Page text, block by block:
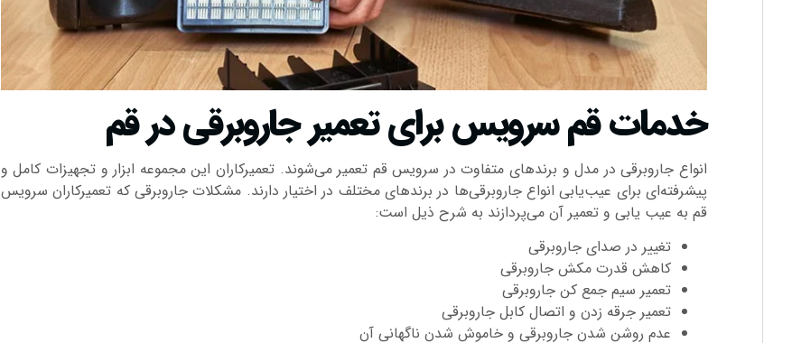
خدمات قم سرویس برای تعمیر جاروبرقی در قم
انواع جاروبرقی در مدل و برند‌های متفاوت در سرویس قم تعمیر می‌شوند. تعمیرکاران این مجموعه ابزار و تجهیزات کامل و
پیشرفته‌ای برای عیب‌یابی انواع جاروبرقی‌ها در برند‌های مختلف در اختیار دارند. مشکلات جاروبرقی که تعمیرکاران سرویس
قم به عیب یابی و تعمیر آن می‌پردازند به شرح ذیل است:
تغییر در صدای جاروبرقی
کاهش قدرت مکش جاروبرقی
تعمیر سیم جمع کن جاروبرقی
تعمیر جرقه زدن و اتصال کابل جاروبرقی
عدم روشن شدن جاروبرقی و خاموش شدن ناگهانی آن